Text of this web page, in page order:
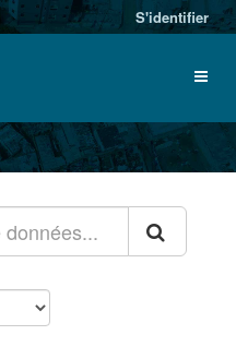
S'identifier